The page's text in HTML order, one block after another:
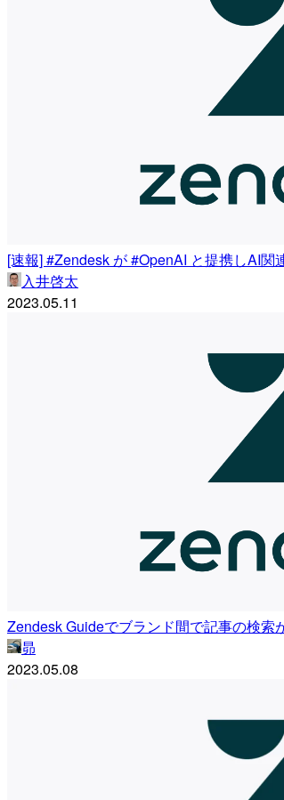
[速報] #Zendesk が #OpenAI と提携しAI
入井啓太
2023.05.11
Zendesk Guideでブランド間で記事の検索
昴
2023.05.08